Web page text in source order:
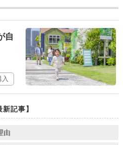
自
入
新記事】
由